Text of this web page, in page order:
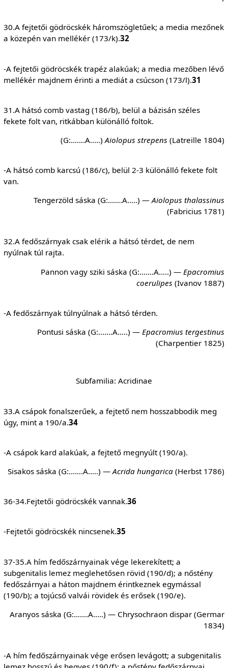
30.A fejtetői gödröcskék háromszögletűek; a media mezőnek
a közepén van mellékér (173/k).32
-A fejtetői gödröcskék trapéz alakúak; a media mezőben lévő
mellékér majdnem érinti a mediát a csúcson (173/l).31
31.A hátsó comb vastag (186/b), belül a bázisán széles
fekete folt van, ritkábban különálló foltok.
(G:…….A…..)Aiolopus strepens(Latreille 1804)
-A hátsó comb karcsú (186/c), belül 2-3 különálló fekete folt
van.
Tengerzöld sáska (G:…….A…..)— Aiolopus thalassinus
(Fabricius 1781)
32.A fedőszárnyak csak elérik a hátsó térdet, de nem
nyúlnak túl rajta.
Pannon vagy sziki sáska (G:…….A…..) — Epacromius
coerulipes (Ivanov 1887)
-A fedőszárnyak túlnyúlnak a hátsó térden.
Pontusi sáska (G:…….A…..) —Epacromius tergestinus
(Charpentier 1825)
Subfamilia: Acridinae
33.A csápok fonalszerűek, a fejtető nem hosszabbodik meg
úgy, mint a 190/a.34
-A csápok kard alakúak, a fejtető megnyúlt (190/a).
Sisakos sáska (G:…….A…..) —Acrida hungarica (Herbst 1786)
36-34.Fejtetői gödröcskék vannak.36
-Fejtetői gödröcskék nincsenek.35
37-35.A hím fedőszárnyainak vége lekerekített; a
subgenitalis lemez meglehetősen rövid (190/d); a nőstény
fedőszárnyai a háton majdnem érintkeznek egymással
(190/b); a tojúcső valvái rövidek és erősek (190/e).
Aranyos sáska (G:…….A…..) — Chrysochraon dispar (Germar
1834)
-A hím fedőszárnyainak vége erősen levágott; a subgenitalis